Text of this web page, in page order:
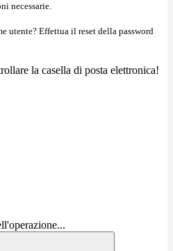
necessarie.
utente? Effettua il reset della password
la casella di posta elettronica!